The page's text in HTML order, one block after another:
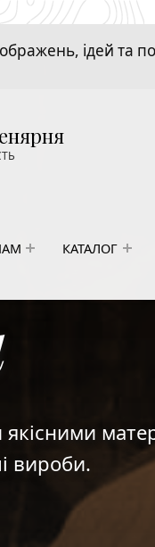
КАТАЛОГ
ідей та
вироби.